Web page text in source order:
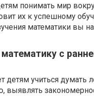
понимать мир
их к успешному
математики вы
с
учиться думать
выявлять